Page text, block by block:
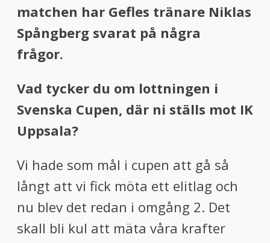
matchen har Gefles tränare Niklas
Spångberg svarat på några
frågor.
Vad tycker du om lottningen i
Svenska Cupen, där ni ställs mot IK
Uppsala?
Vi hade som mål i cupen att gå så
långt att vi fick möta ett elitlag och
nu blev det redan i omgång 2. Det
skall bli kul att mäta våra krafter